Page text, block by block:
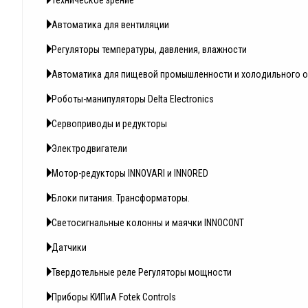
Автоматика для вентиляции
Регуляторы температуры, давления, влажности
Автоматика для пищевой промышленности и холодильного
Роботы-манипуляторы Delta Electronics
Сервоприводы и редукторы
Электродвигатели
Мотор-редукторы INNOVARI и INNORED
Блоки питания. Трансформаторы.
Светосигнальные колонны и маячки INNOCONT
Датчики
Твердотельные реле Регуляторы мощности
Приборы КИПиА Fotek Controls